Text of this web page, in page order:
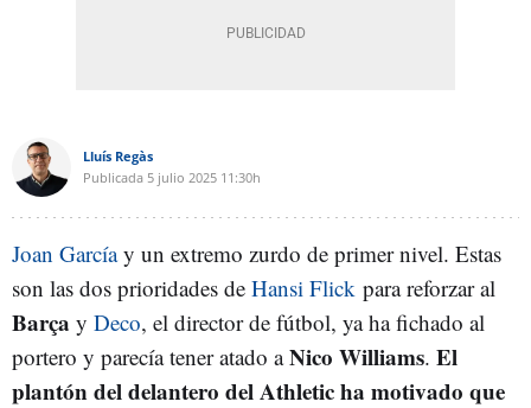
Lluís Regàs
Publicada 5 julio 2025 11:30h
Joan Garcíay un extremo zurdo de primer nivel. Estas
son las dos prioridades de Hansi Flick para reforzar al
Barça y Deco, el director de fútbol, ya ha fichado al
portero y parecía tener atado aNico Williams. El
plantón del delantero del Athletic ha motivado que